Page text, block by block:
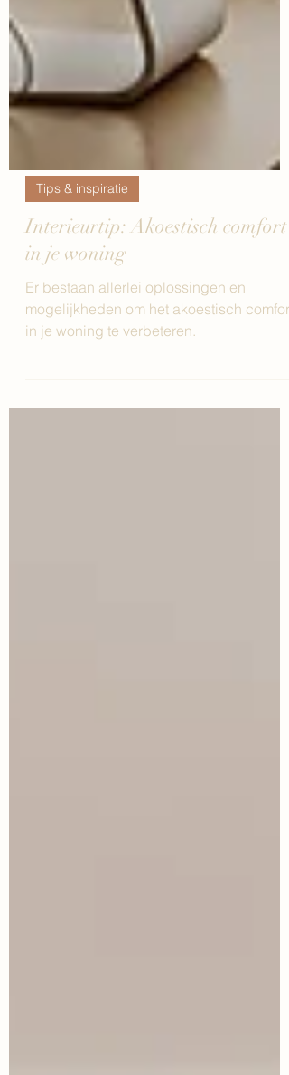
Tips & inspiratie
Interieurtip: Akoestisch comfort
in je woning
Er bestaan allerlei oplossingen en
mogelijkheden om het akoestisch comfort